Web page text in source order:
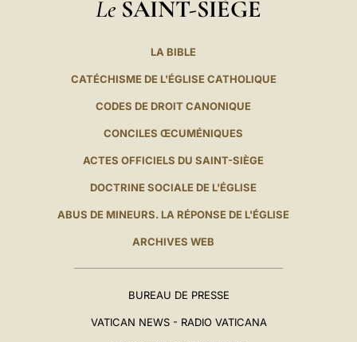
Le SAINT-SIÈGE
LA BIBLE
CATÉCHISME DE L'ÉGLISE CATHOLIQUE
CODES DE DROIT CANONIQUE
CONCILES ŒCUMÉNIQUES
ACTES OFFICIELS DU SAINT-SIÈGE
DOCTRINE SOCIALE DE L'ÉGLISE
ABUS DE MINEURS. LA RÉPONSE DE L'ÉGLISE
ARCHIVES WEB
BUREAU DE PRESSE
VATICAN NEWS - RADIO VATICANA